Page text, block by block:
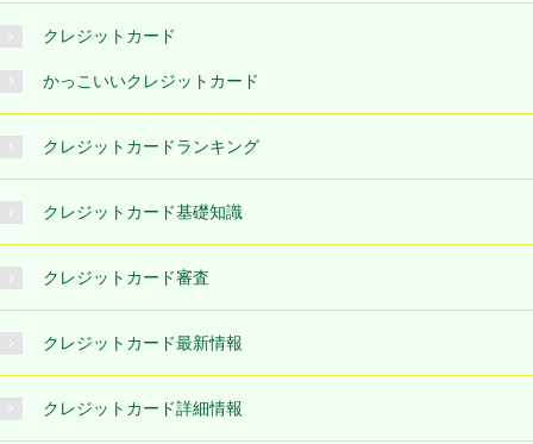
クレジットカード
かっこいいクレジットカード
クレジットカードランキング
クレジットカード基礎知識
クレジットカード審査
クレジットカード最新情報
クレジットカード詳細情報